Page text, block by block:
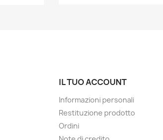
IL TUO ACCOUNT
Informazioni personali
Restituzione prodotto
Ordini